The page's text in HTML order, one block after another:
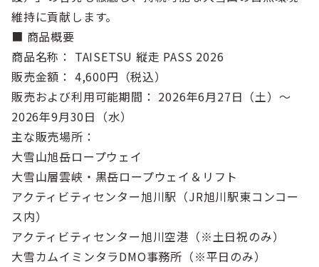
維持に貢献します。
■ 商品概要
商品名称： TAISETSU 縦走 PASS 2026
販売金額： 4,600円（税込）
販売および利用可能期間： 2026年6月27日（土）～
2026年9月30日（水）
主な販売場所：
大雪山旭岳ロープウェイ
大雪山層雲峡・黒岳ロープウェイ＆リフト
アクティビティセンター旭川駅（JR旭川駅東コンコー
ス内）
アクティビティセンター旭川空港（※土日祝のみ）
大雪カムイミンタラDMO事務所（※平日のみ）